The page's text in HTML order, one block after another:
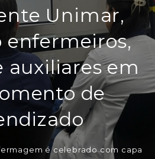
Unimar,
enfermeiros,
auxiliares em
de
é celebrado com